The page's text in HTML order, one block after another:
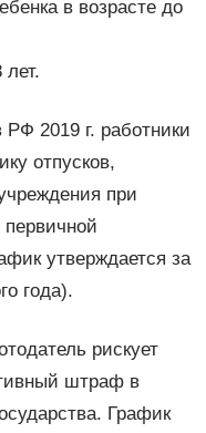
в возрасте до
лет.
РФ 2019 г. работники
отпусков,
при
утверждается за
года).
рискует
штраф в
График